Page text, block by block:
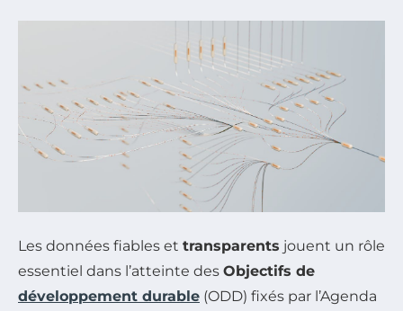
Les données fiables et transparents jouent un rôle
essentiel dans l’atteinte des Objectifs de
développement durable (ODD) fixés par l’Agenda